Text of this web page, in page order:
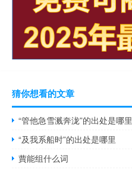
猜你想看的文章
“管他急雪溅奔泷”的出处是哪里
“及我系船时”的出处是哪里
蕒能组什么词